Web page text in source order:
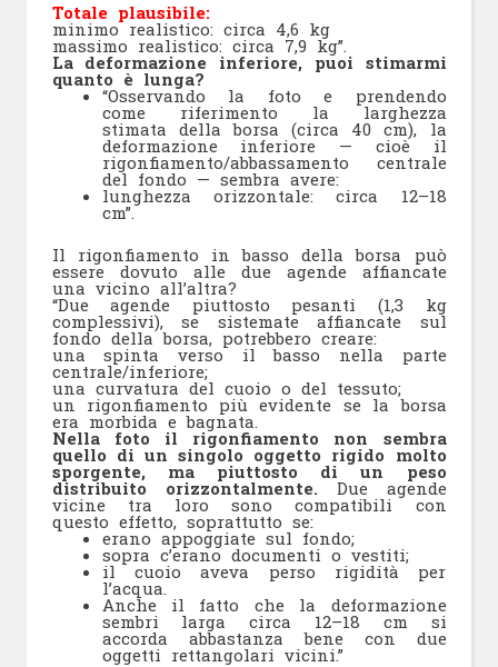
Totale plausibile:
minimo realistico: circa 4,6 kg
massimo realistico: circa 7,9 kg”.
La deformazione inferiore, puoi stimarmi
quanto è lunga?
“Osservando la foto e prendendo
come riferimento la larghezza
stimata della borsa (circa 40 cm), la
deformazione inferiore — cioè il
rigonfiamento/abbassamento centrale
del fondo — sembra avere:
lunghezza orizzontale: circa 12–18
cm”.
Il rigonfiamento in basso della borsa può
essere dovuto alle due agende affiancate
una vicino all’altra?
“Due agende piuttosto pesanti (1,3 kg
complessivi), se sistemate affiancate sul
fondo della borsa, potrebbero creare:
una spinta verso il basso nella parte
centrale/inferiore;
una curvatura del cuoio o del tessuto;
un rigonfiamento più evidente se la borsa
era morbida e bagnata.
Nella foto il rigonfiamento non sembra
quello di un singolo oggetto rigido molto
sporgente, ma piuttosto di un peso
distribuito orizzontalmente. Due agende
vicine tra loro sono compatibili con
questo effetto, soprattutto se:
erano appoggiate sul fondo;
sopra c’erano documenti o vestiti;
il cuoio aveva perso rigidità per
l’acqua.
Anche il fatto che la deformazione
sembri larga circa 12–18 cm si
accorda abbastanza bene con due
oggetti rettangolari vicini.”